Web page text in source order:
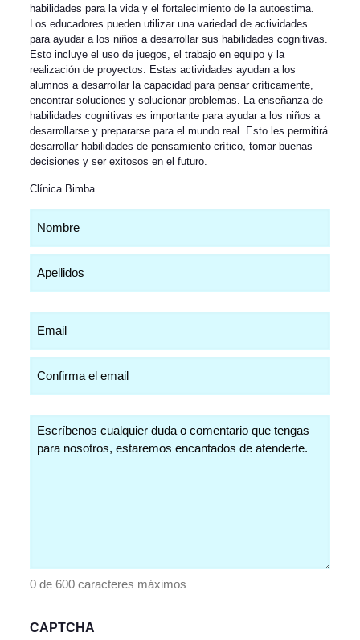
habilidades para la vida y el fortalecimiento de la autoestima.
Los educadores pueden utilizar una variedad de actividades
para ayudar a los niños a desarrollar sus habilidades cognitivas.
Esto incluye el uso de juegos, el trabajo en equipo y la
realización de proyectos. Estas actividades ayudan a los
alumnos a desarrollar la capacidad para pensar críticamente,
encontrar soluciones y solucionar problemas. La enseñanza de
habilidades cognitivas es importante para ayudar a los niños a
desarrollarse y prepararse para el mundo real. Esto les permitirá
desarrollar habilidades de pensamiento crítico, tomar buenas
decisiones y ser exitosos en el futuro.
Clínica Bimba.
(Obligatorio)
(Obligatorio)
(Obligatorio)
0 de 600 caracteres máximos
CAPTCHA